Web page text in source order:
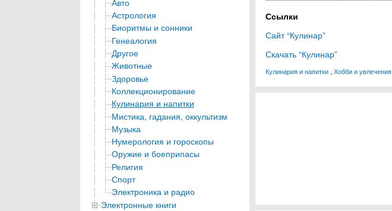
Астрология
Биоритмы и сонники
Генеалогия
Другое
Животные
Здоровье
Коллекционирование
Кулинария и напитки
Мистика, гадания, оккультизм
Музыка
Нумерология и гороскопы
Оружие и боеприпасы
Религия
Спорт
Электроника и радио
Электронные книги
Ссылки
Сайт “Кулинар”
Скачать “Кулинар”
Кулинария и напитки , Хобби и увлечения